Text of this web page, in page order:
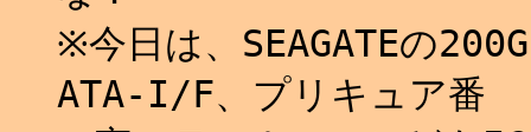
※今日は、SEAGATEの
ATA-I/F、プリキュア番